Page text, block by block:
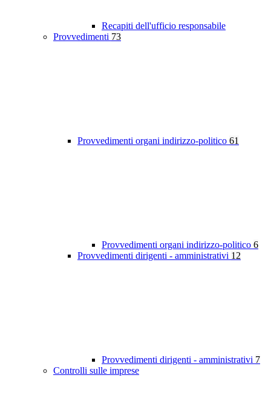
Recapiti dell'ufficio responsabile
Provvedimenti 73
Provvedimenti organi indirizzo-politico 61
Provvedimenti organi indirizzo-politico 6
Provvedimenti dirigenti - amministrativi 12
Provvedimenti dirigenti - amministrativi 7
Controlli sulle imprese